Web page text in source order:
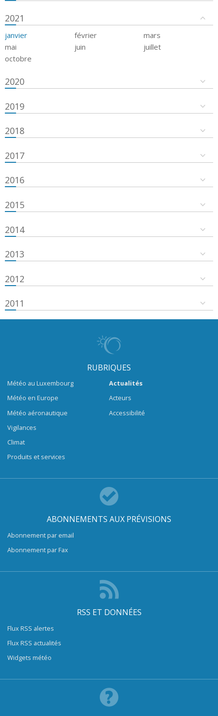
2021
janvier février
mars
mai
juin
juillet
octobre
2020
2019
2018
2017
2016
2015
2014
2013
2012
2011
RUBRIQUES
Météo au Luxembourg
Météo en Europe
Météo aéronautique
Vigilances
Climat
Produits et services
Actualités
Acteurs
Accessibilité
ABONNEMENTS AUX PRÉVISIONS
Abonnement par email
Abonnement par Fax
RSS ET DONNÉES
Flux RSS alertes
Flux RSS actualités
Widgets météo